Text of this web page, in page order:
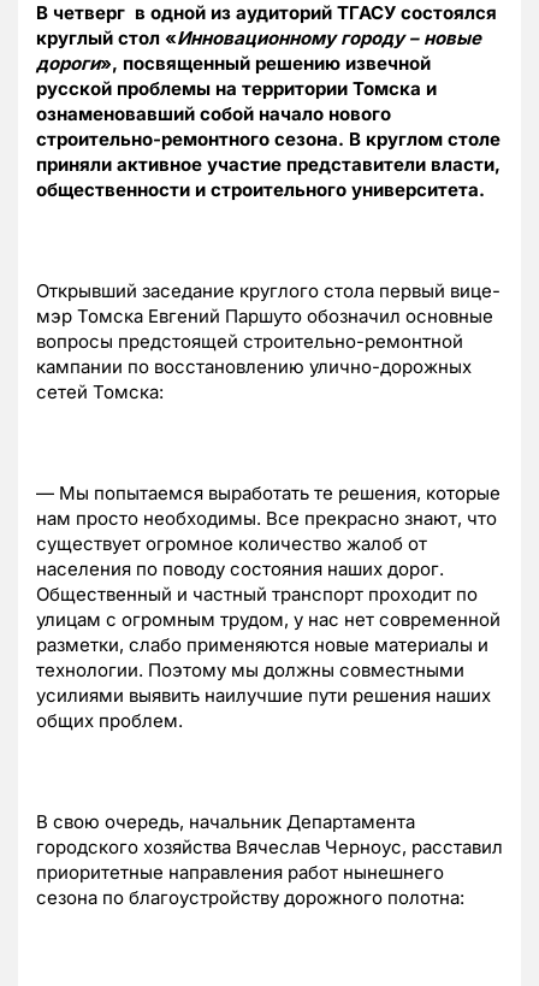
В четверг в одной из аудиторий ТГАСУ состоялся
круглый стол «Инновационному городу – новые
дороги», посвященный решению извечной
русской проблемы на территории Томска и
ознаменовавший собой начало нового
строительно-ремонтного сезона. В круглом столе
приняли активное участие представители власти,
общественности и строительного университета.
Открывший заседание круглого стола первый вице-
мэр Томска Евгений Паршуто обозначил основные
вопросы предстоящей строительно-ремонтной
кампании по восстановлению улично-дорожных
сетей Томска:
— Мы попытаемся выработать те решения, которые
нам просто необходимы. Все прекрасно знают, что
существует огромное количество жалоб от
населения по поводу состояния наших дорог.
Общественный и частный транспорт проходит по
улицам с огромным трудом, у нас нет современной
разметки, слабо применяются новые материалы и
технологии. Поэтому мы должны совместными
усилиями выявить наилучшие пути решения наших
общих проблем.
В свою очередь, начальник Департамента
городского хозяйства Вячеслав Черноус, расставил
приоритетные направления работ нынешнего
сезона по благоустройству дорожного полотна: